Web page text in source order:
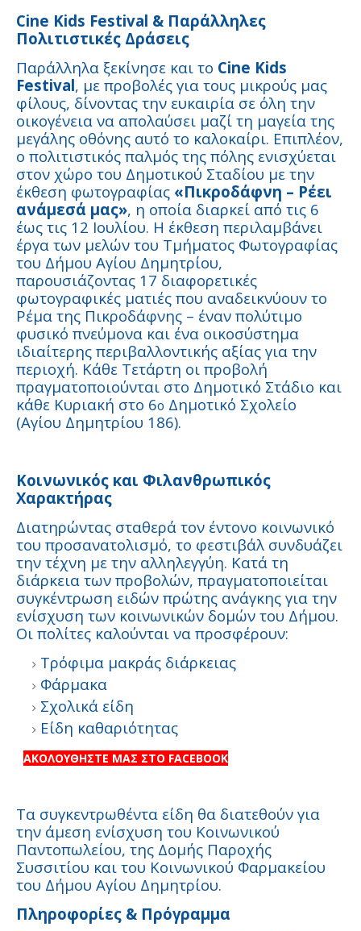
Cine Kids Festival & Παράλληλες
Πολιτιστικές Δράσεις
Παράλληλα ξεκίνησε και το Cine Kids
Festival, με προβολές για τους μικρούς μας
φίλους, δίνοντας την ευκαιρία σε όλη την
οικογένεια να απολαύσει μαζί τη μαγεία της
μεγάλης οθόνης αυτό το καλοκαίρι. Επιπλέον,
ο πολιτιστικός παλμός της πόλης ενισχύεται
στον χώρο του Δημοτικού Σταδίου με την
έκθεση φωτογραφίας «Πικροδάφνη – Ρέει
ανάμεσά μας», η οποία διαρκεί από τις 6
έως τις 12 Ιουλίου. Η έκθεση περιλαμβάνει
έργα των μελών του Τμήματος Φωτογραφίας
του Δήμου Αγίου Δημητρίου,
παρουσιάζοντας 17 διαφορετικές
φωτογραφικές ματιές που αναδεικνύουν το
Ρέμα της Πικροδάφνης – έναν πολύτιμο
φυσικό πνεύμονα και ένα οικοσύστημα
ιδιαίτερης περιβαλλοντικής αξίας για την
περιοχή. Κάθε Τετάρτη οι προβολή
πραγματοποιούνται στο Δημοτικό Στάδιο και
κάθε Κυριακή στο 6ο Δημοτικό Σχολείο
(Αγίου Δημητρίου 186).
Κοινωνικός και Φιλανθρωπικός
Χαρακτήρας
Διατηρώντας σταθερά τον έντονο κοινωνικό
του προσανατολισμό, το φεστιβάλ συνδυάζει
την τέχνη με την αλληλεγγύη. Κατά τη
διάρκεια των προβολών, πραγματοποιείται
συγκέντρωση ειδών πρώτης ανάγκης για την
ενίσχυση των κοινωνικών δομών του Δήμου.
Οι πολίτες καλούνται να προσφέρουν:
Τρόφιμα μακράς διάρκειας
Φάρμακα
Σχολικά είδη
Είδη καθαριότητας
ΑΚΟΛΟΥΘΗΣΤΕ ΜΑΣ ΣΤΟ FACEBOOK
Τα συγκεντρωθέντα είδη θα διατεθούν για
την άμεση ενίσχυση του Κοινωνικού
Παντοπωλείου, της Δομής Παροχής
Συσσιτίου και του Κοινωνικού Φαρμακείου
του Δήμου Αγίου Δημητρίου.
Πληροφορίες & Πρόγραμμα